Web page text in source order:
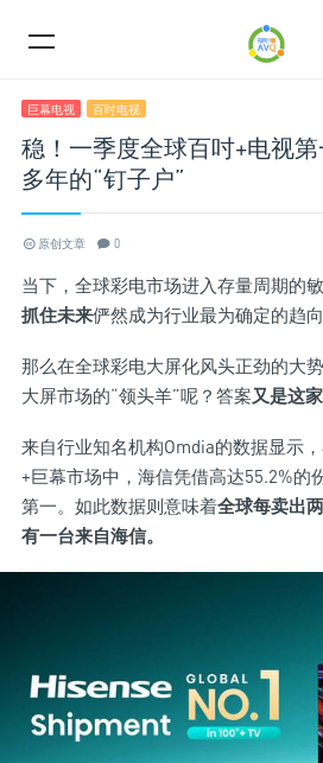
巨幕电视 百吋电视
稳！一季度全球百吋+电视
多年的“钉子户”
原创文章 0
当下，全球彩电市场进入存量周期的
抓住未来俨然成为行业最为确定的趋向
那么在全球彩电大屏化风头正劲的大
大屏市场的“领头羊”呢？答案又是这
来自行业知名机构Omdia的数据显示
+巨幕市场中，海信凭借高达55.2%的
第一。如此数据则意味着全球每卖出
有一台来自海信。